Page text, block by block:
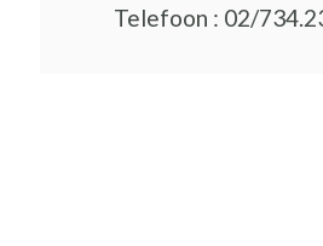
Telefoon : 02/